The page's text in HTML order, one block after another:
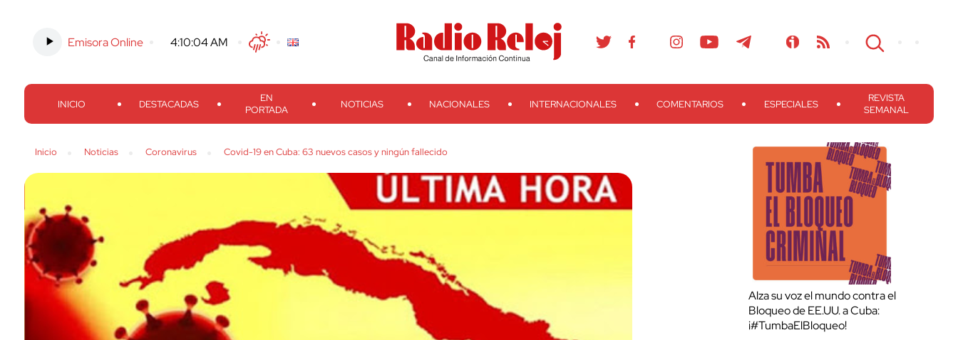
Emisora Online -4:10:05 AM TwitterFacebook
Threads
Instagram TelegramTeveo Ivoox RSS Search
INICIO DESTACADAS
EN
PORTADA
NOTICIAS NACIONALES INTERNACIONALES COMENTARIOS ESPECIALES
REVISTA
SEMANAL
Inicio Noticias Coronavirus Covid-19 en Cuba: 63 nuevos casos y ningún fallecido
Alza su voz el mundo contra el
Bloqueo de EE.UU. a Cuba:
¡#TumbaElBloqueo!